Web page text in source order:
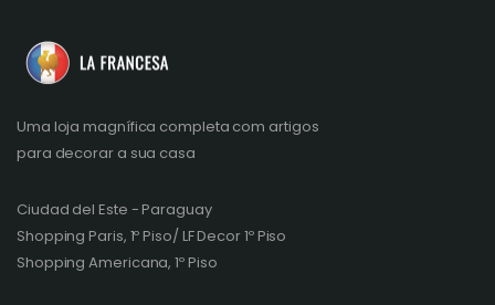
Uma loja magnífica completa com artigos
para decorar a sua casa
Ciudad del Este - Paraguay
Shopping Paris, 1º Piso/ LF Decor 1º Piso
Shopping Americana, 1º Piso